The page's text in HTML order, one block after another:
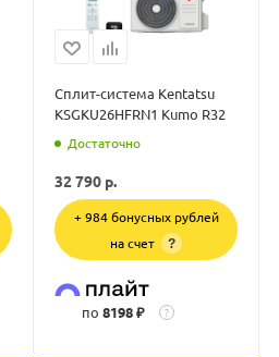
Сплит-система Kentatsu
KSGKU26HFRN1 Kumo R32
Достаточно
32 790 р.
+ 984 бонусных рублей
на счет
?
по 8198 ₽ ?